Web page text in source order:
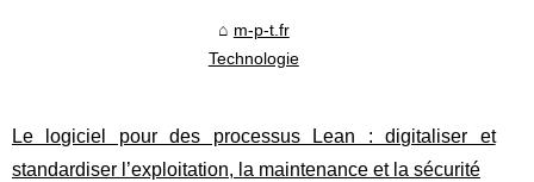
m-p-t.fr
Technologie
Le logiciel pour des processus Lean : digitaliser et
standardiser l’exploitation, la maintenance et la sécurité